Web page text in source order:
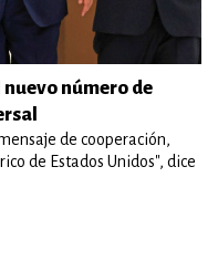
número de
de cooperación,
de Estados Unidos", dice